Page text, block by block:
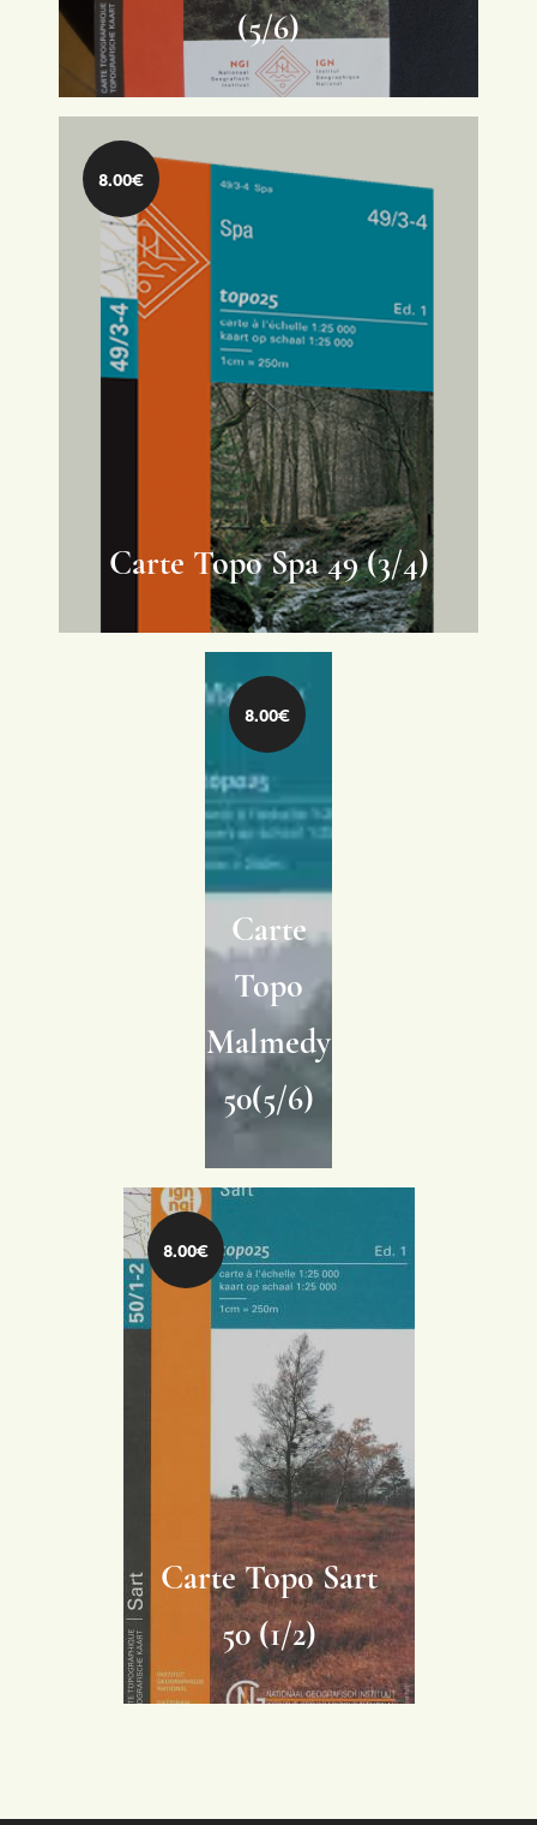
Overigen
(5/6)
Carte Topo Spa 49 (3/4)
8.00€
Carte
Topo
Malmedy
50(5/6)
8.00€
Carte Topo Sart
50 (1/2)
8.00€